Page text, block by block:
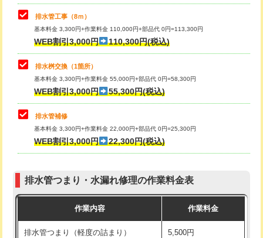
マス交換（深さ50㎝未満）
マス交換（深さ50㎝以上） 66,000円
コンクリート斫り（厚さ10㎝まで）
コンクリート斫り（厚さ10㎝超え）
モルタル補修（厚さ10㎝まで）
モルタル補修（厚さ10㎝超え）
追加人工 16,500円
現場見積
その他部品の脱着
交換・取付（タンク） 22,000円+材料費
交換・取付(単水栓（壁付・デッキ
式）)
交換・取付(混合水栓（壁付・デッキ
式・ワンホール）)
16,500円+材料費
交換・取付(排水栓・排水トラップ
交換・取付（その他部品） 11,000円+材料費
持込商品取付（単水栓） 13,200円
持込商品取付（混合水栓） 16,500円
排水管工事（8ｍ）
基本料金 3,300円+作業料金 110,000円+部品代 0円=113,300円
WEB割引3,000円 110,300円(税込)
排水桝交換（1箇所）
基本料金 3,300円+作業料金 55,000円+部品代 0円=58,300円
WEB割引3,000円 55,300円(税込)
排水管補修
基本料金 3,300円+作業料金 22,000円+部品代 0円=25,300円
WEB割引3,000円 22,300円(税込)
排水管つまり・水漏れ修理の作業料金表
作業内容 作業料金
排水管つまり（軽度の詰まり） 5,500円